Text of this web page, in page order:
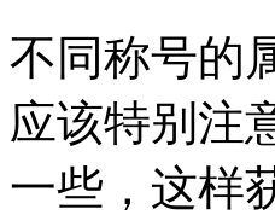
不同称号的
应该特别注
一些，这样